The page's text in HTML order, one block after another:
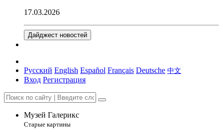
17.03.2026
Дайджест новостей
Русский English Español Français Deutsche 中文
Вход Регистрация
Музей Галерикс
Старые картины